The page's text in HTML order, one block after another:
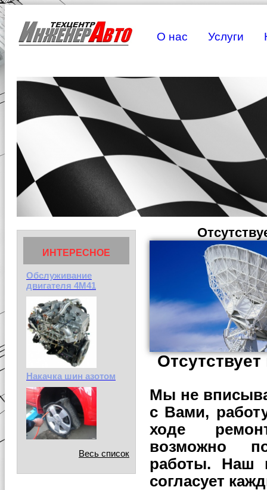
О нас Услуги
ИНТЕРЕСНОЕ
Обслуживание
двигателя 4М41
Накачка шин азотом
Весь список
Мы не
с Вами,
ходе
возможно
работы. Наш
согласует